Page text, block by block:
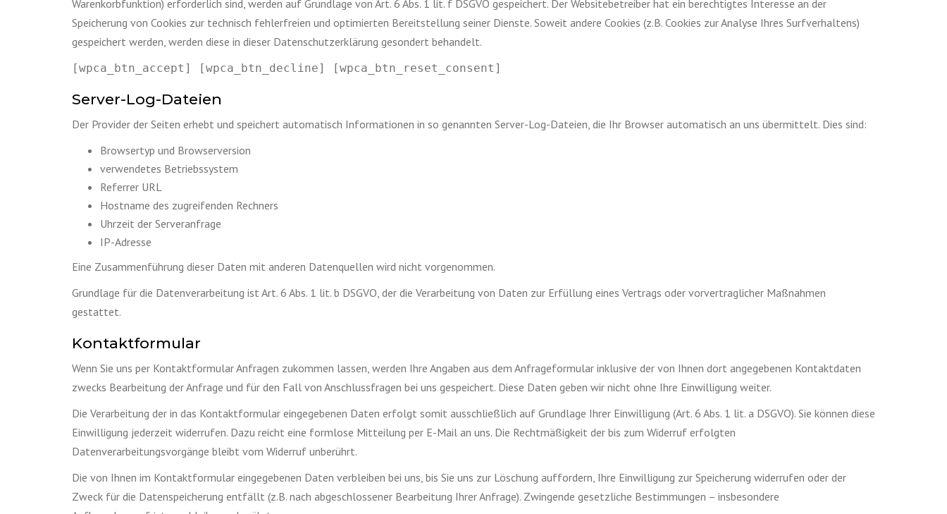
Warenkorbfunktion) erforderlich sind, werden auf Grundlage von Art. 6 Abs. 1 lit. f DSGVO gespeichert. Der Websitebetreiber hat ein berechtigtes Interesse an der
Speicherung von Cookies zur technisch fehlerfreien und optimierten Bereitstellung seiner Dienste. Soweit andere Cookies (z.B. Cookies zur Analyse Ihres Surfverhaltens)
gespeichert werden, werden diese in dieser Datenschutzerklärung gesondert behandelt.
[wpca_btn_accept] [wpca_btn_decline] [wpca_btn_reset_consent]
Server-Log-Dateien
Der Provider der Seiten erhebt und speichert automatisch Informationen in so genannten Server-Log-Dateien, die Ihr Browser automatisch an uns übermittelt. Dies sind:
Browsertyp und Browserversion
verwendetes Betriebssystem
Referrer URL
Hostname des zugreifenden Rechners
Uhrzeit der Serveranfrage
IP-Adresse
Eine Zusammenführung dieser Daten mit anderen Datenquellen wird nicht vorgenommen.
Grundlage für die Datenverarbeitung ist Art. 6 Abs. 1 lit. b DSGVO, der die Verarbeitung von Daten zur Erfüllung eines Vertrags oder vorvertraglicher Maßnahmen
gestattet.
Kontaktformular
Wenn Sie uns per Kontaktformular Anfragen zukommen lassen, werden Ihre Angaben aus dem Anfrageformular inklusive der von Ihnen dort angegebenen Kontaktdaten
zwecks Bearbeitung der Anfrage und für den Fall von Anschlussfragen bei uns gespeichert. Diese Daten geben wir nicht ohne Ihre Einwilligung weiter.
Die Verarbeitung der in das Kontaktformular eingegebenen Daten erfolgt somit ausschließlich auf Grundlage Ihrer Einwilligung (Art. 6 Abs. 1 lit. a DSGVO). Sie können diese
Einwilligung jederzeit widerrufen. Dazu reicht eine formlose Mitteilung per E-Mail an uns. Die Rechtmäßigkeit der bis zum Widerruf erfolgten
Datenverarbeitungsvorgänge bleibt vom Widerruf unberührt.
Die von Ihnen im Kontaktformular eingegebenen Daten verbleiben bei uns, bis Sie uns zur Löschung auffordern, Ihre Einwilligung zur Speicherung widerrufen oder der
Zweck für die Datenspeicherung entfällt (z.B. nach abgeschlossener Bearbeitung Ihrer Anfrage). Zwingende gesetzliche Bestimmungen – insbesondere